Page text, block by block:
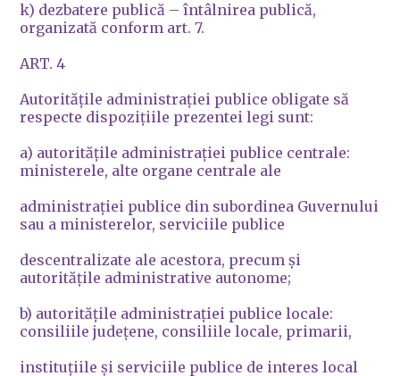
k) dezbatere publică – întâlnirea publică,
organizată conform art. 7.
ART. 4
Autorităţile administraţiei publice obligate să
respecte dispoziţiile prezentei legi sunt:
a) autorităţile administraţiei publice centrale:
ministerele, alte organe centrale ale
administraţiei publice din subordinea Guvernului
sau a ministerelor, serviciile publice
descentralizate ale acestora, precum şi
autorităţile administrative autonome;
b) autorităţile administraţiei publice locale:
consiliile judeţene, consiliile locale, primarii,
instituţiile şi serviciile publice de interes local